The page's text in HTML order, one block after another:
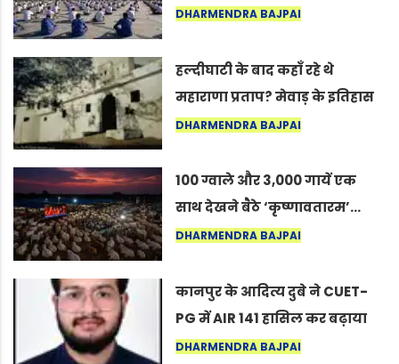
अंतरराष्ट्रीय योग दिवस 2026 पर
DHARMENDRA BAJPAI
हल्दीघाटी के बाद कहाँ रहे थे
महाराणा प्रताप? मेवाड़ के इतिहास
का वह अनकहा अध्याय जो आज भी
DHARMENDRA BAJPAI
100 ग्वाले और 3,000 गायें एक
साथ देखने बैठे ‘कृष्णावतारम’…
नागपुर में दिखा ऐसा नज़ारा कि
कर सकते हैं”
DHARMENDRA BAJPAI
कानपुर के आदित्य दुबे ने CUET-
PG में AIR 141 हासिल कर बढ़ाया
शहर का मान
DHARMENDRA BAJPAI